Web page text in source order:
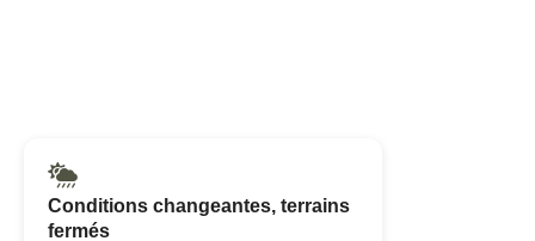
Conditions changeantes, terrains
fermés